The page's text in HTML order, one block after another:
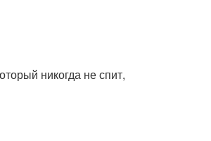
никогда не спит,